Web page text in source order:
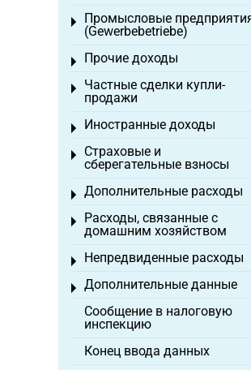
Промысловые
(Gewerbebetriebe)
Toggle menu
Прочие доходы
Toggle menu
Частные сделки купли-
продажи
Toggle menu
Иностранные доходы
Toggle menu
Страховые и
сберегательные взносы
Toggle menu
Дополнительные расходы
Toggle menu
Расходы, связанные с
домашним хозяйством
Toggle menu
Непредвиденные расходы
Toggle menu
Дополнительные данные
Toggle menu
Сообщение в налоговую
инспекцию
Конец ввода данных